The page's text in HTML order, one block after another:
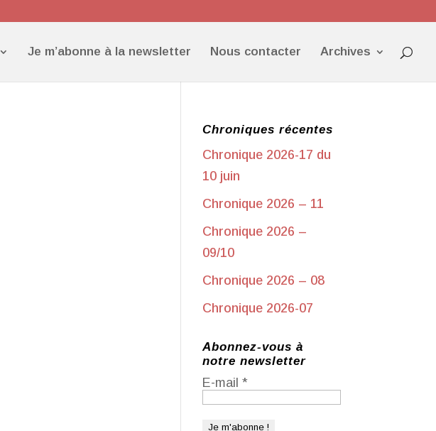
Je m’abonne à la newsletter Nous contacter Archives
Chroniques récentes
Chronique 2026-17 du
10 juin
Chronique 2026 – 11
Chronique 2026 –
09/10
Chronique 2026 – 08
Chronique 2026-07
Abonnez-vous à
notre newsletter
E-mail*